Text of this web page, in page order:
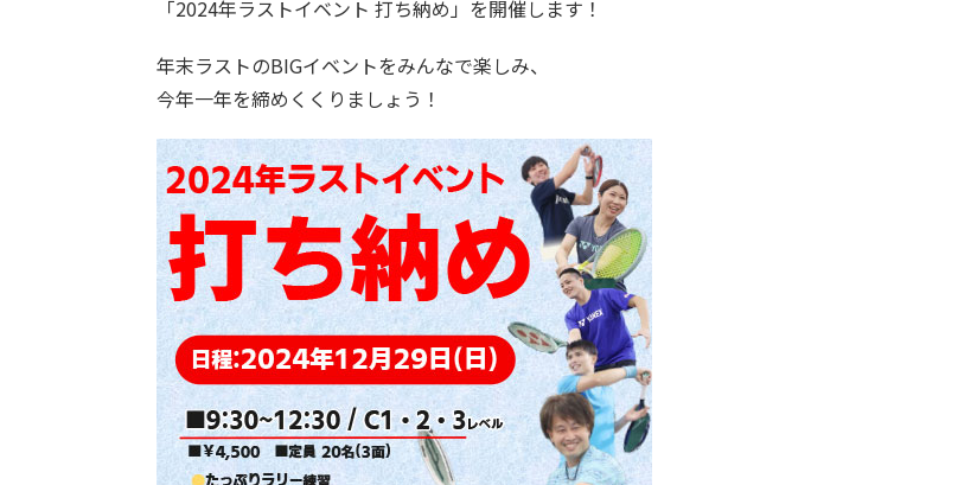
「2024年ラストイベント 打ち納め」を開催します！
年末ラストのBIGイベントをみんなで楽しみ、
今年一年を締めくくりましょう！